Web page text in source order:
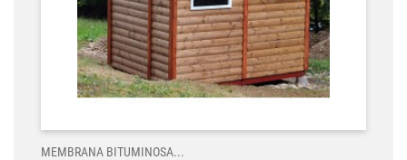
MEMBRANA BITUMINOSA...